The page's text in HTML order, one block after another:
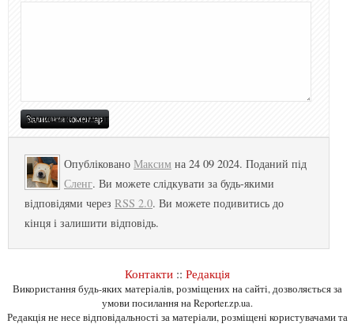
Опубліковано Максим на 24 09 2024. Поданий під
Сленг. Ви можете слідкувати за будь-якими
відповідями через RSS 2.0. Ви можете подивитись до
кінця і залишити відповідь.
Контакти:: Редакція
Використання будь-яких матеріалів, розміщених на сайті, дозволяється за
умови посилання на Reporter.zp.ua.
Редакція не несе відповідальності за матеріали, розміщені користувачами та